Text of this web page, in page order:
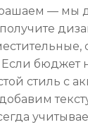
— мы
Если бюджет
стиль с